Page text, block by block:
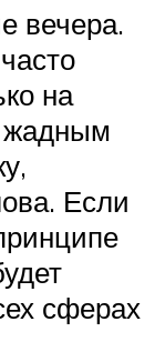
вечера.
на
жадным
Если
сферах